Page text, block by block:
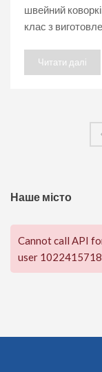
швейний
клас з
Читати далі
Наше місто
Cannot call API
user